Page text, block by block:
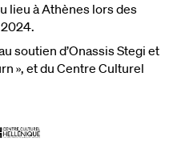
lieu à Athènes lors des
soutien d’Onassis Stegi et
», et du Centre Culturel